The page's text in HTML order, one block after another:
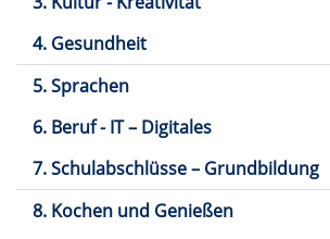
4. Gesundheit
5. Sprachen
6. Beruf - IT – Digitales
7. Schulabschlüsse – Grundbildung
8. Kochen und Genießen